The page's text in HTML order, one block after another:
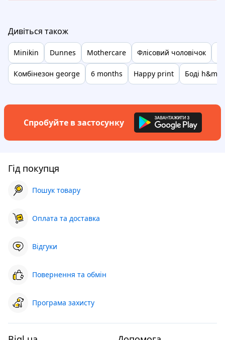
Дивіться також
Minikin Dunnes Mothercare Флісовий чоловічок
Комбінезон george 6 months Happy print Боді h&m
Спробуйте в застосунку
Гід покупця
Пошук товару
Оплата та доставка
Відгуки
Повернення та обмін
Програма захисту